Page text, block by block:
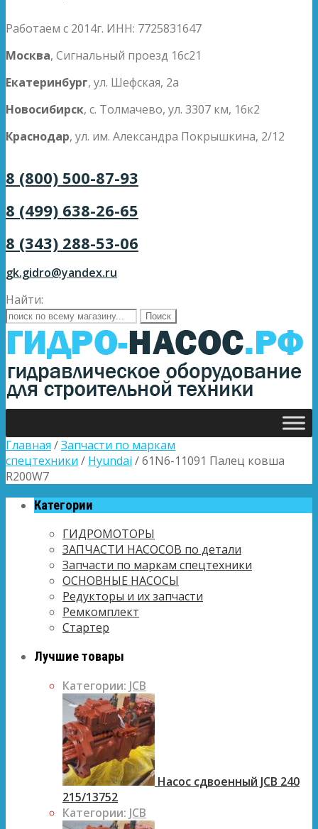
Работаем с 2014г. ИНН: 7725831647
Москва, Сигнальный проезд 16с21
Екатеринбург, ул. Шефская, 2а
Новосибирск, с. Толмачево, ул. 3307 км, 16к2
Краснодар, ул. им. Александра Покрышкина, 2/12
8 (800) 500-87-93
8 (499) 638-26-65
8 (343) 288-53-06
gk.gidro@yandex.ru
Найти:
Главная /Запчасти по маркам
спецтехники / Hyundai / 61N6-11091 Палец ковша
R200W7
Категории
ГИДРОМОТОРЫ
ЗАПЧАСТИ НАСОСОВ по детали
Запчасти по маркам спецтехники
ОСНОВНЫЕ НАСОСЫ
Редукторы и их запчасти
Ремкомплект
Стартер
Лучшие товары
Категории: JCB
Насос сдвоенный JCB 240
215/13752
Категории: JCB